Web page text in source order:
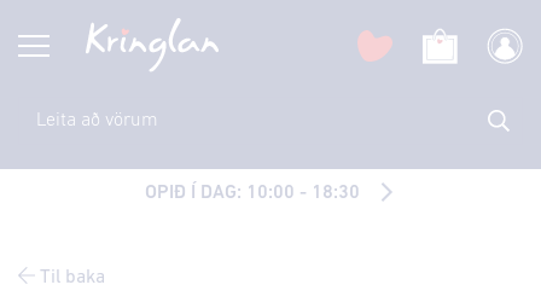
OPIÐ Í DAG: 10:00 - 18:30
Til baka